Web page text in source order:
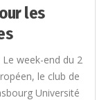
les
Le week-end du 2
le club de
Université